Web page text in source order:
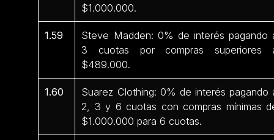
$1.000.000.
1.59
Steve Madden: 0% de interés pagando
3 cuotas por compras superiores
$489.000.
1.60
Suarez Clothing: 0% de interés pagando
2, 3 y 6 cuotas con compras mínimas
$1.000.000 para 6 cuotas.